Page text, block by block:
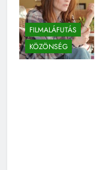
FILMALÁFUTÁS
KÖZÖNSÉG